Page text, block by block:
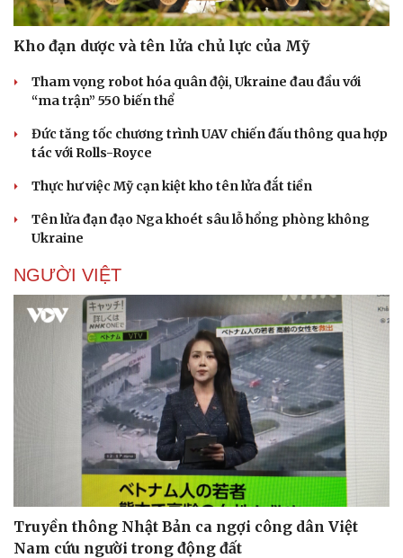
Doanh nghiệp
Doanh nghiệp 24h
Doanh nhân
Vì cộng đồng
Công nghệ
Tin Công nghệ
Chuyển đổi số
Kho đạn dược và tên lửa chủ lực của Mỹ
Tham vọng robot hóa quân đội, Ukraine đau đầu với
“ma trận” 550 biến thể
Đức tăng tốc chương trình UAV chiến đấu thông qua hợp
tác với Rolls-Royce
Thực hư việc Mỹ cạn kiệt kho tên lửa đắt tiền
Tên lửa đạn đạo Nga khoét sâu lỗ hổng phòng không
Ukraine
NGƯỜI VIỆT
Truyền thông Nhật Bản ca ngợi công dân Việt
Nam cứu người trong động đất